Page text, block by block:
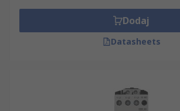
Dodaj
Datasheets